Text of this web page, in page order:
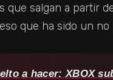
que salgan a partir
que ha sido un
a hacer: XBOX